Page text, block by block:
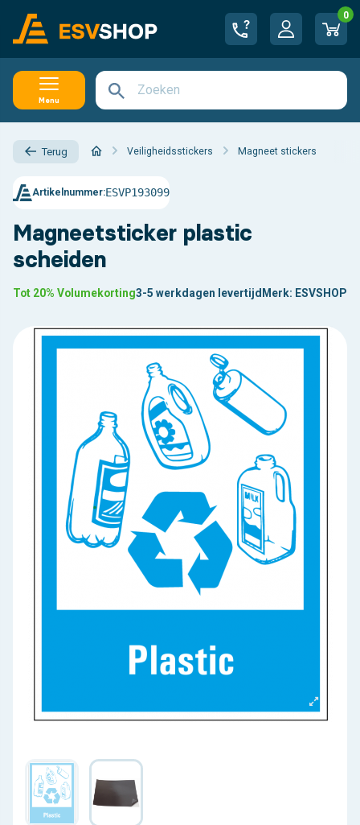
0
Menu
Terug Veiligheidsstickers Magneet stickers
Magneetsticker plastic
scheiden
Artikelnummer:ESVP193099
Tot 20% Volumekorting3-5 werkdagen levertijd Merk: ESVSHOP